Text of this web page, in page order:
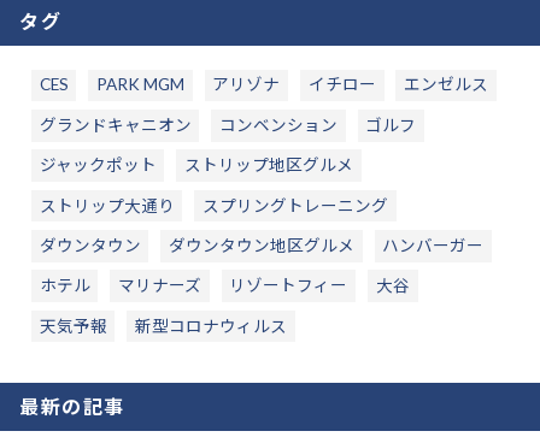
タグ
CES PARK MGM アリゾナ イチロー エンゼルス
グランドキャニオン コンベンション ゴルフ
ジャックポット ストリップ地区グルメ
ストリップ大通り スプリングトレーニング
ダウンタウン ダウンタウン地区グルメ ハンバーガー
ホテル マリナーズ リゾートフィー 大谷
天気予報 新型コロナウィルス
最新の記事